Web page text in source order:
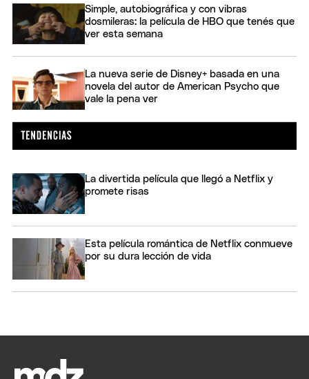
Simple, autobiográfica y con vibras
dosmileras: la película de HBO que tenés que
ver esta semana
La nueva serie de Disney+ basada en una
novela del autor de American Psycho que
vale la pena ver
La divertida película que llegó a Netflix y
promete risas
Esta película romántica de Netflix conmueve
por su dura lección de vida